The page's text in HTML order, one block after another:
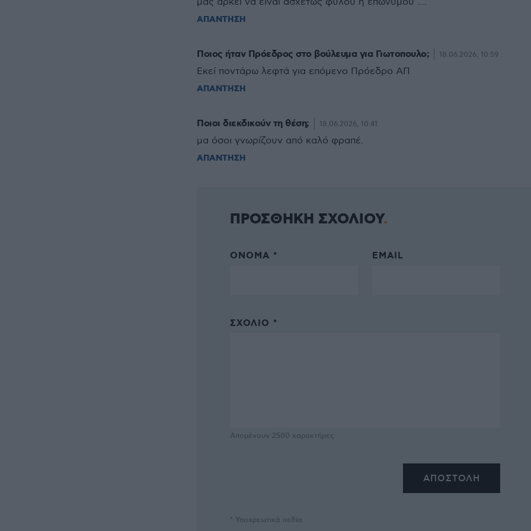
ΑΠΑΝΤΗΣΗ
Ποιος ήταν Πρόεδρος στο βούλευμα για Γιωτοπουλο; 18.06.2026, 10:59
Εκεί ποντάρω λεφτά για επόμενο Πρόεδρο ΑΠ
ΑΠΑΝΤΗΣΗ
Ποιοι διεκδικούν τη θέση; 18.06.2026, 10:41
μα όσοι γνωρίζουν από καλό φραπέ.
ΑΠΑΝΤΗΣΗ
ΠΡΟΣΘΗΚΗ ΣΧΟΛΙΟΥ
ΌΝΟΜΑ * EMAIL
ΣΧΌΛΙΟ *
Απομένουν 2500 χαρακτήρες
* Υποχρεωτικά πεδία